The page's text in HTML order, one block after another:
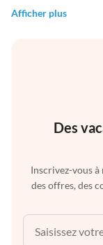
Afficher plus
Des
Inscrivez-vous
des offres, des